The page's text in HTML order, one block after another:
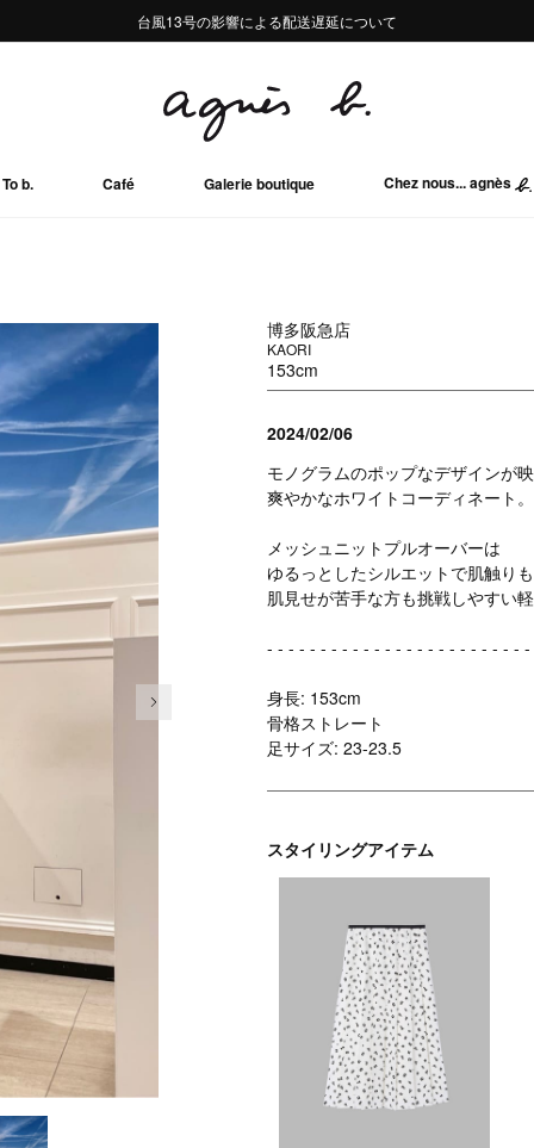
熊本地域地震の影響による配送遅延について
Summer Sale 2buy10%OFF!!
台風13号の影響による配送遅延について
熊本地域地震の影響による配送遅延について
Summer Sale 2buy10%OFF!!
To b. Café Galerie boutique Chez nous... agnès
博多阪急店
KAORI
153cm
2024/02/06
モノグラムのポップなデザインが
爽やかなホワイトコーディネート。
メッシュニットプルオーバーは
ゆるっとしたシルエットで肌触り
肌見せが苦手な方も挑戦しやすい
- - - - - - - - - - - - - - - - - - - - - - - -
身長: 153cm
骨格ストレート
足サイズ: 23-23.5
スタイリングアイテム